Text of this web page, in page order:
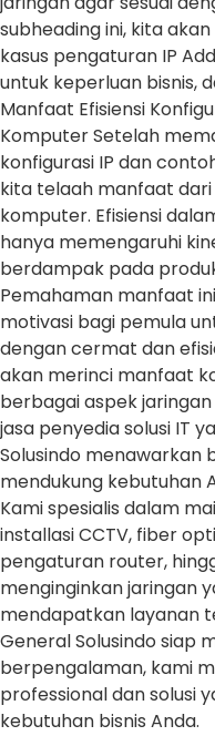
subheading ini, kita
kasus pengaturan IP
untuk keperluan bisnis,
Manfaat Efisiensi
Komputer Setelah
konfigurasi IP dan
kita telaah manfaat dari
komputer. Efisiensi
hanya memengaruhi
berdampak pada
Pemahaman manfaat
motivasi bagi pemula
dengan cermat dan
akan merinci manfaat
berbagai aspek
jasa penyedia solusi IT
Solusindo menawarkan
mendukung kebutuhan
Kami spesialis dalam
installasi CCTV, fiber
pengaturan router,
menginginkan jaringan
mendapatkan layanan
General Solusindo siap
berpengalaman, kami
professional dan solusi
kebutuhan bisnis Anda.